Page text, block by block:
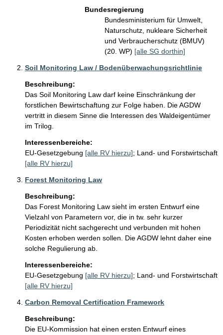
Bundesregierung
Bundesministerium für Umwelt,
Naturschutz, nukleare Sicherheit
und Verbraucherschutz (BMUV)
(20. WP) [alle SG dorthin]
Soil Monitoring Law / Bodenüberwachungsrichtlinie
Beschreibung:
Das Soil Monitoring Law darf keine Einschränkung der
forstlichen Bewirtschaftung zur Folge haben. Die AGDW
vertritt in diesem Sinne die Interessen des Waldeigentümer
im Trilog.
Interessenbereiche:
EU-Gesetzgebung [alle RV hierzu]; Land- und Forstwirtschaft
[alle RV hierzu]
Forest Monitoring Law
Beschreibung:
Das Forest Monitoring Law sieht im ersten Entwurf eine
Vielzahl von Parametern vor, die in tw. sehr kurzer
Periodizität nicht sachgerecht und verbunden mit hohen
Kosten erhoben werden sollen. Die AGDW lehnt daher eine
solche Regulierung ab.
Interessenbereiche:
EU-Gesetzgebung [alle RV hierzu]; Land- und Forstwirtschaft
[alle RV hierzu]
Carbon Removal Certification Framework
Beschreibung:
Die EU-Kommission hat einen ersten Entwurf eines